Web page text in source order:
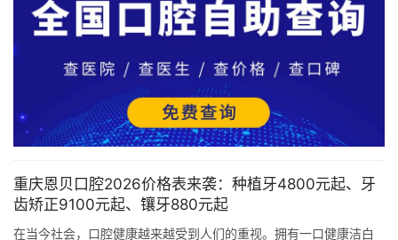
重庆恩贝口腔2026价格表来袭：种植牙4800元起、牙
齿矫正9100元起、镶牙880元起
在当今社会，口腔健康越来越受到人们的重视。拥有一口健康洁白